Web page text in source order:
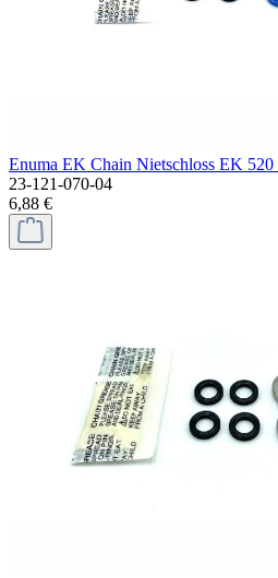
Enuma EK Chain Nietschloss EK
23-121-070-04
6,88 €